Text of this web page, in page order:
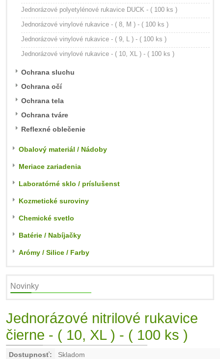
Jednorázové polyetylénové rukavice DUCK - ( 100 ks )
Jednorázové vinylové rukavice - ( 8, M ) - ( 100 ks )
Jednorázové vinylové rukavice - ( 9, L ) - ( 100 ks )
Jednorázové vinylové rukavice - ( 10, XL ) - ( 100 ks )
Ochrana sluchu
Ochrana očí
Ochrana tela
Ochrana tváre
Reflexné oblečenie
Obalový materiál / Nádoby
Meriace zariadenia
Laboratórné sklo / príslušenst
Kozmetické suroviny
Chemické svetlo
Batérie / Nabíjačky
Arómy / Silice / Farby
Novinky
Jednorázové nitrilové rukavice
čierne - ( 10, XL ) - ( 100 ks )
Dostupnosť: Skladom